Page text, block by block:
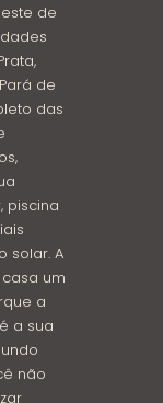
de
de
das
piscina
solar. A
um
a
a sua
não